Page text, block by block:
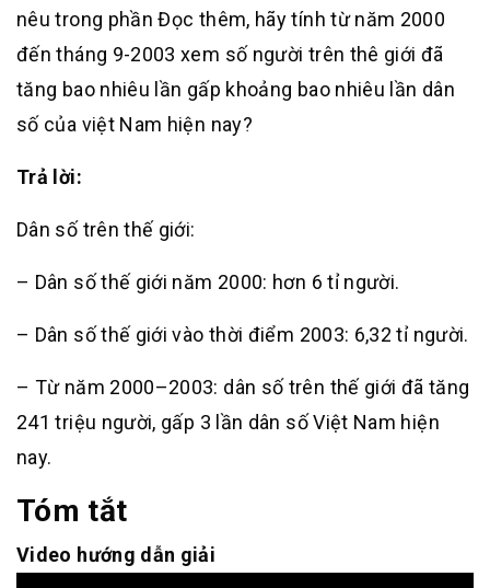
nêu trong phần Đọc thêm, hãy tính từ năm 2000
đến tháng 9-2003 xem số người trên thê giới đã
tăng bao nhiêu lần gấp khoảng bao nhiêu lần dân
số của việt Nam hiện nay?
Trả lời:
Dân số trên thế giới:
– Dân số thế giới năm 2000: hơn 6 tỉ người.
– Dân số thế giới vào thời điểm 2003: 6,32 tỉ người.
– Từ năm 2000–2003: dân số trên thế giới đã tăng
241 triệu người, gấp 3 lần dân số Việt Nam hiện
nay.
Tóm tắt
Video hướng dẫn giải